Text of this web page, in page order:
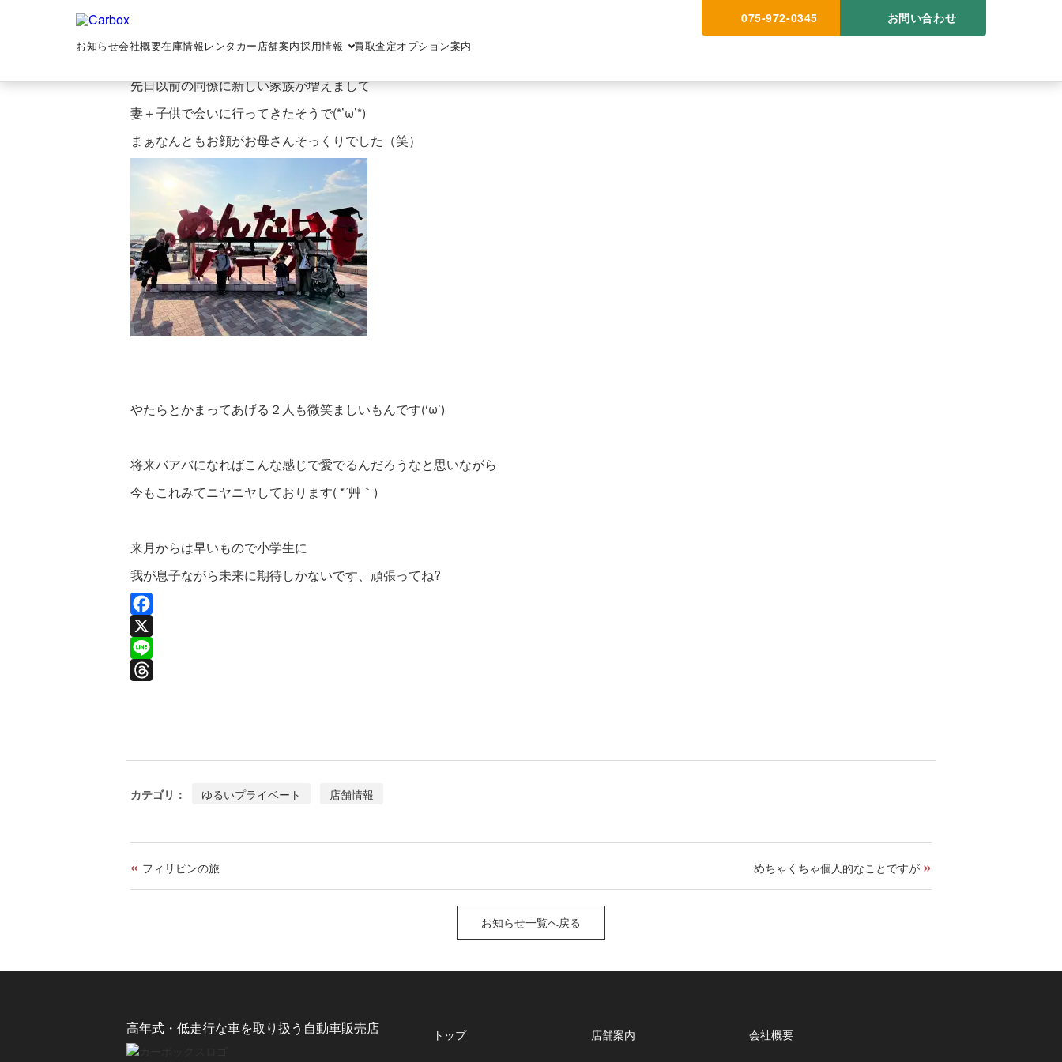
お知らせ会社概要在庫情報レンタカー店舗案内採用情報 買取査定オプション案内
075-972-0345 お問い合わせ
2023-03-25
トップ > ゆるいプライベート > めんたいパークへ
先日以前の同僚に新しい家族が増えまして
妻＋子供で会いに行ってきたそうで(*’ω’*)
まぁなんともお顔がお母さんそっくりでした（笑）
やたらとかまってあげる２人も微笑ましいもんです(‘ω’)
将来バアバになればこんな感じで愛でるんだろうなと思いながら
今もこれみてニヤニヤしております( *´艸｀)
来月からは早いもので小学生に
我が息子ながら未来に期待しかないです、頑張ってね?
F
a
c
o
X
L
e
d
カテゴリ： ゆるいプライベート 店舗情報
« フィリピンの旅 めちゃくちゃ個人的なことですが »
お知らせ一覧へ戻る
高年式・低走行な車を取り扱う自動車販売店 トップ 店舗案内 会社概要